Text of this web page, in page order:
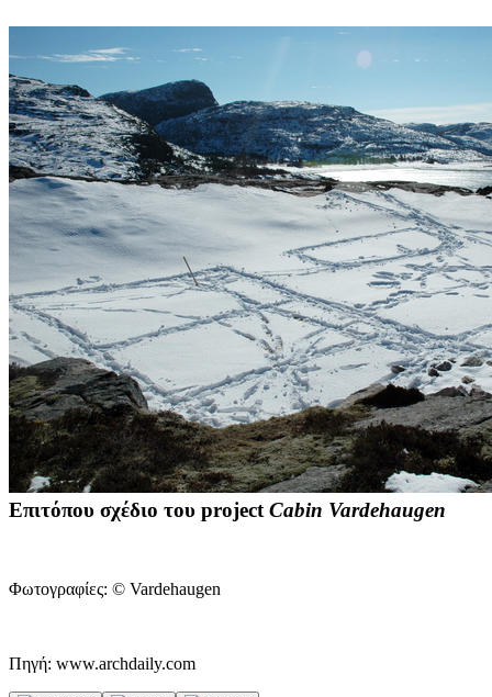
Επιτόπου σχέδιο του project Cabin Vardehaugen
Φωτογραφίες: © Vardehaugen
Πηγή: www.archdaily.com